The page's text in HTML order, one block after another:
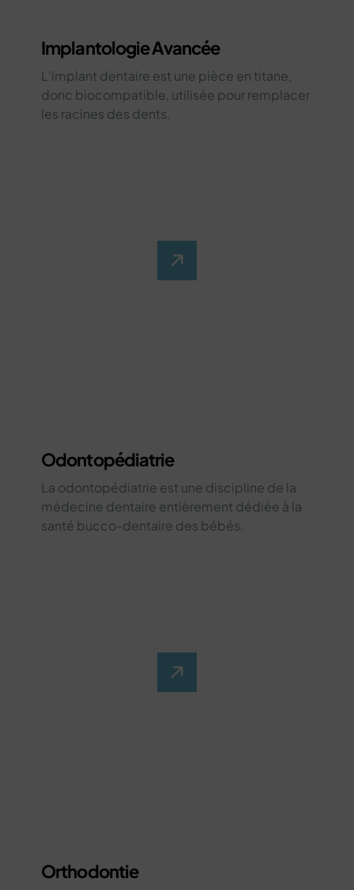
Implantologie Avancée
L’implant dentaire est une pièce en titane,
donc biocompatible, utilisée pour remplacer
les racines des dents.
Odontopédiatrie
La odontopédiatrie est une discipline de la
médecine dentaire entièrement dédiée à la
santé bucco-dentaire des bébés.
Orthodontie